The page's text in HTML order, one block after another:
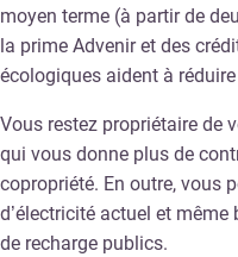
moyen terme (à partir de
la prime Advenir et des
écologiques aident à
Vous restez propriétaire de
qui vous donne plus de
copropriété. En outre, vous
d’électricité actuel et
de recharge publics.